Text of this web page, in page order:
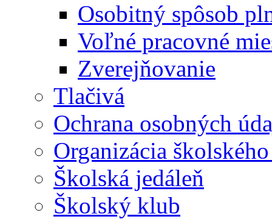
Osobitný spôsob
Voľné pracovné
Zverejňovanie
Tlačivá
Ochrana osobných
Organizácia
Školská jedáleň
Školský klub